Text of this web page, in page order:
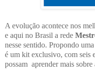
A evolução acontece nos
e aqui no Brasil a rede
nesse sentido. Propondo
é um kit exclusivo, com seis
possam aprender mais sobre